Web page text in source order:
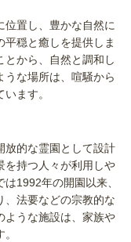
置し、豊かな自然に
穏と癒しを提供しま
から、自然と調和し
うな場所は、喧騒から
ます。
放的な霊園として設計
を持つ人々が利用しや
1992年の開園以来、
、法要などの宗教的な
ような施設は、家族や